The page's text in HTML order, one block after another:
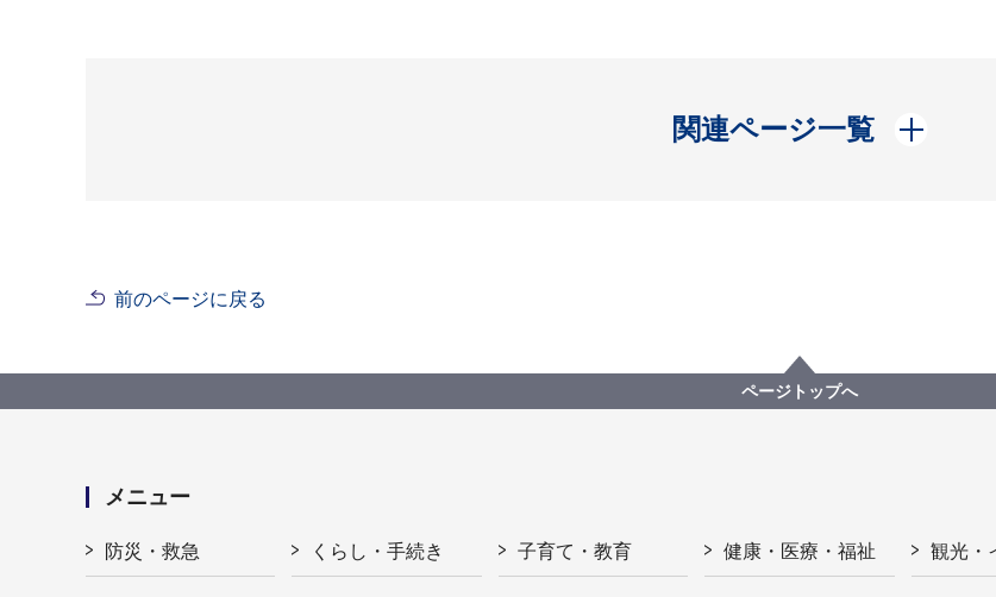
関連ページ一覧
開く
前のページに戻る
ページトップへ
メニュー
防災・救急 くらし・手続き 子育て・教育 健康・医療・福祉 観光・